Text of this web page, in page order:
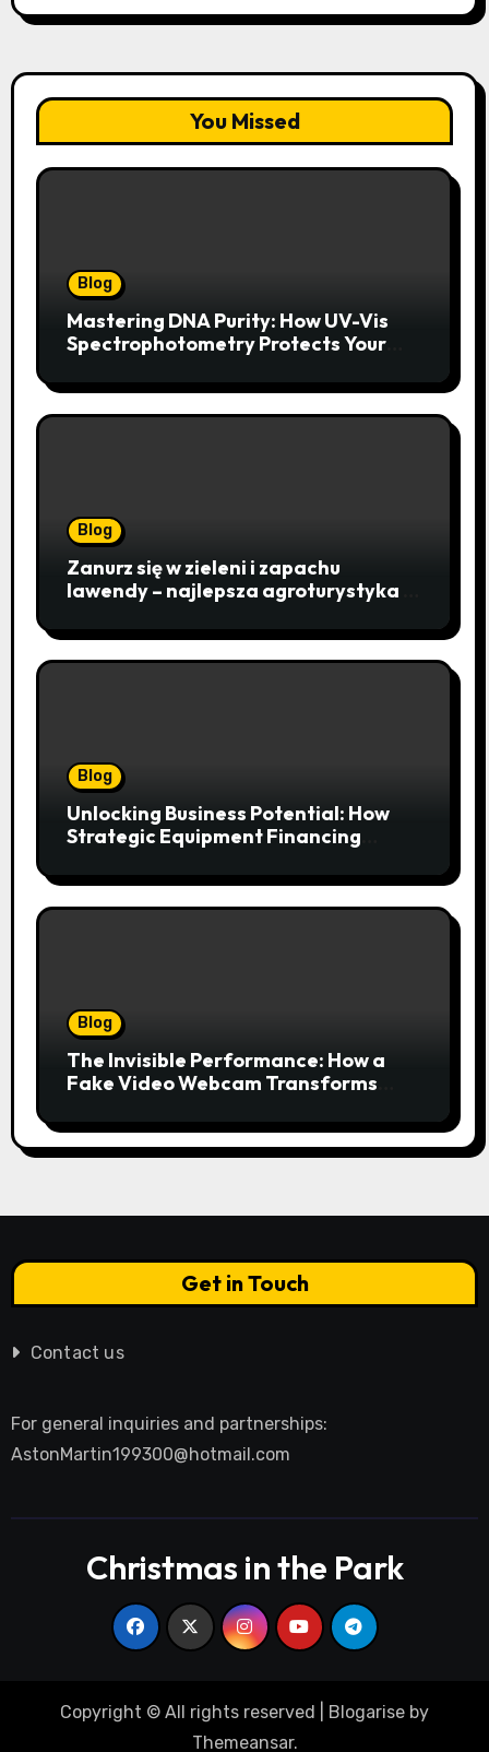
You Missed
Blog
Mastering DNA Purity: How UV-Vis
Spectrophotometry Protects Your
Blog
Zanurz się w zieleni i zapachu
lawendy – najlepsza agroturystyka w
beskidzkiego raju
Blog
Unlocking Business Potential: How
Strategic Equipment Financing
Blog
The Invisible Performance: How a
Fake Video Webcam Transforms
Get in Touch
Contact us
For general inquiries and partnerships:
AstonMartin199300@hotmail.com
Christmas in the Park
Copyright © All rights reserved Blogarise by
Themeansar.